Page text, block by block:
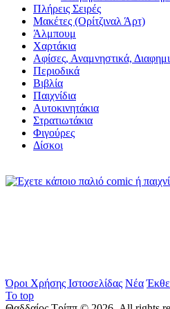
Πλήρεις Σειρές
Μακέτες (Ορίτζιναλ Άρτ)
Άλμπουμ
Χαρτάκια
Αφίσες, Αναμνηστικά,
Περιοδικά
Βιβλία
Παιχνίδια
Αυτοκινητάκια
Στρατιωτάκια
Φιγούρες
Δίσκοι
Όροι Χρήσης Ιστοσελίδας Νέα
To top